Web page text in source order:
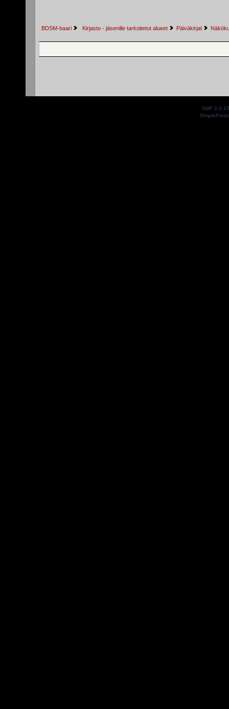
BDSM-baari Kirjasto - jäsenille tarkoitetut alueet Päiväkirjat
SMF 2.0.15